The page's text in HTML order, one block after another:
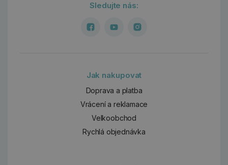
Sledujte nás:
Jak nakupovat
Doprava a platba
Vrácení a reklamace
Velkoobchod
Rychlá objednávka